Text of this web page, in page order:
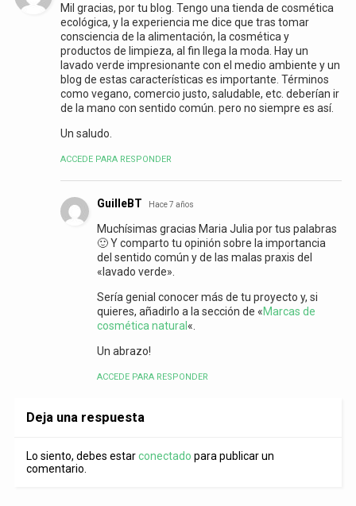
Mil gracias, por tu blog. Tengo una tienda de cosmética
ecológica, y la experiencia me dice que tras tomar
consciencia de la alimentación, la cosmética y
productos de limpieza, al fin llega la moda. Hay un
lavado verde impresionante con el medio ambiente y un
blog de estas características es importante. Términos
como vegano, comercio justo, saludable, etc. deberían ir
de la mano con sentido común. pero no siempre es así.
Un saludo.
ACCEDE PARA RESPONDER
GuilleBT Hace 7 años
Muchísimas gracias Maria Julia por tus palabras
🙂 Y comparto tu opinión sobre la importancia
del sentido común y de las malas praxis del
«lavado verde».
Sería genial conocer más de tu proyecto y, si
quieres, añadirlo a la sección de «Marcas de
cosmética natural «.
Un abrazo!
ACCEDE PARA RESPONDER
Deja una respuesta
Lo siento, debes estarconectado para publicar un
comentario.